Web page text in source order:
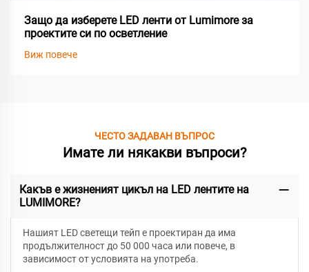
Защо да изберете LED ленти от Lumimore за
проектите си по осветление
Виж повече
ЧЕСТО ЗАДАВАН ВЪПРОС
Имате ли някакви въпроси?
Какъв е жизненият цикъл на LED лентите на
LUMIMORE?
Нашият LED светещи тейп е проектиран да има
продължителност до 50 000 часа или повече, в
зависимост от условията на употреба.